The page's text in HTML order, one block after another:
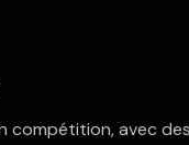
compétition, avec